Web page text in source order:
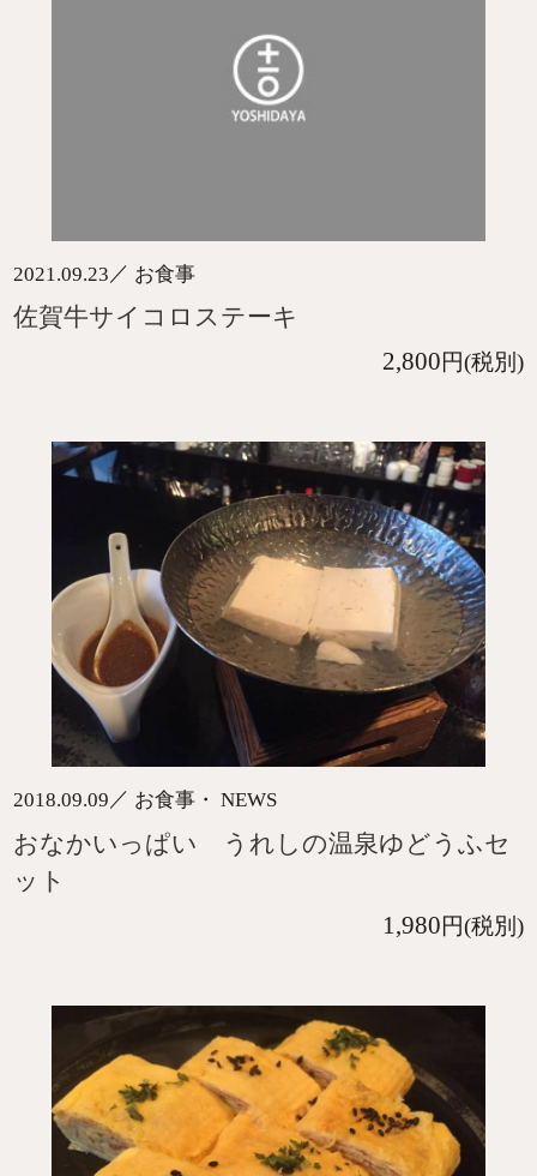
2021.09.23 ／ お食事
佐賀牛サイコロステーキ
2,800円(税別)
2018.09.09 ／ お食事・ NEWS
おなかいっぱい うれしの温泉ゆどうふセ
ット
1,980円(税別)